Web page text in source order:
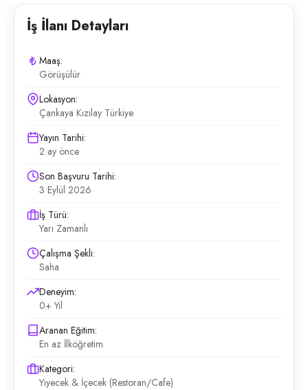
İş İlanı Detayları
Maaş:
Görüşülür
Lokasyon:
Çankaya Kızılay Türkiye
Yayın Tarihi:
2 ay önce
Son Başvuru Tarihi:
3 Eylül 2026
İş Türü:
Yarı Zamanlı
Çalışma Şekli:
Saha
Deneyim:
0+ Yıl
Aranan Eğitim:
En az İlköğretim
Kategori:
Yiyecek & İçecek (Restoran/Cafe)